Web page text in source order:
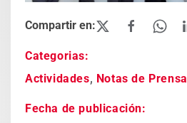
Categorias:
Actividades, Notas de Prensa
Fecha de publicación: